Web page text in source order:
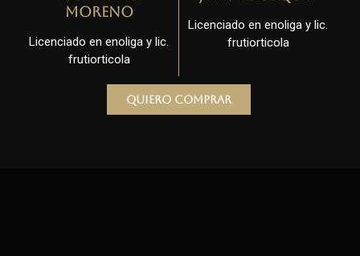
Moreno
Licenciado en enoliga y lic.
frutiorticola
Licenciado en enoliga y lic.
frutiorticola
Quiero comprar